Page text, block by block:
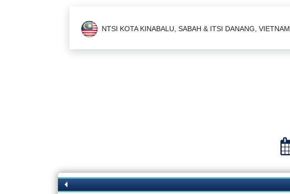
NTSI KOTA KINABALU, SABAH & ITSI DANANG, VIETNAM